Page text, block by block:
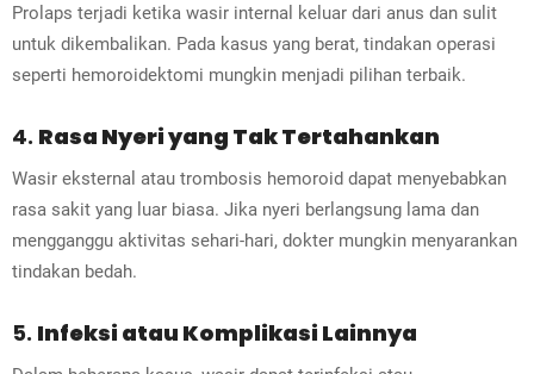
Prolaps terjadi ketika wasir internal keluar dari anus dan sulit
untuk dikembalikan. Pada kasus yang berat, tindakan operasi
seperti hemoroidektomi mungkin menjadi pilihan terbaik.
4. Rasa Nyeri yang Tak Tertahankan
Wasir eksternal atau trombosis hemoroid dapat menyebabkan
rasa sakit yang luar biasa. Jika nyeri berlangsung lama dan
mengganggu aktivitas sehari-hari, dokter mungkin menyarankan
tindakan bedah.
5. Infeksi atau Komplikasi Lainnya